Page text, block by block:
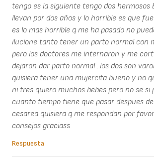
tengo es la siguiente tengo dos hermosos
llevan por dos años y lo horrible es que
es lo mas horrible q me ha pasado no
ilucione tanto tener un parto normal con
pero los doctores me internaron y me
dejaron dar parto normal ..los dos son
quisiera tener una mujercita bueno y no
ni tres quiero muchos bebes pero no se si
cuanto tiempo tiene que pasar despues
cesarea quisiera q me respondan por
consejos graciass
Respuesta